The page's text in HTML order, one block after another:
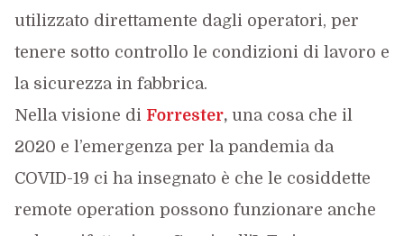
utilizzato direttamente dagli operatori, per
tenere sotto controllo le condizioni di lavoro e
la sicurezza in fabbrica.
Nella visione di Forrester,una cosa che il
2020 e l’emergenza per la pandemia da
COVID-19 ci ha insegnato è che le cosiddette
remote operation possono funzionare anche